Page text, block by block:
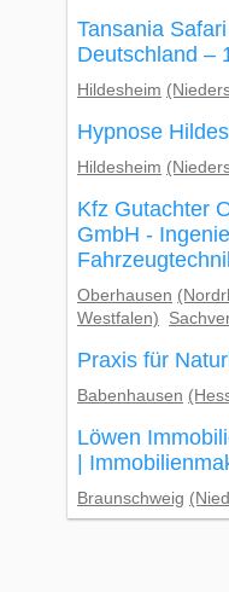
Tansania
Deutschland –
Hildesheim
Hypnose
Hildesheim
Kfz Gutachter
GmbH -
Oberhausen
Westfalen)
Praxis für
Babenhausen
Löwen
|
Braunschweig